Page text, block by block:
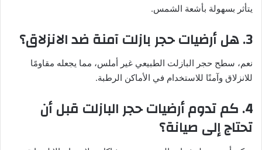
يتأثر بسهولة بأشعة الشمس.
3. هل أرضيات حجر بازلت آمنة ضد الانزلاق؟
نعم، سطح حجر البازلت الطبيعي غير أملس، مما يجعله مقاومًا
للانزلاق وآمنًا للاستخدام في الأماكن الرطبة.
4. كم تدوم أرضيات حجر البازلت قبل أن
تحتاج إلى صيانة؟